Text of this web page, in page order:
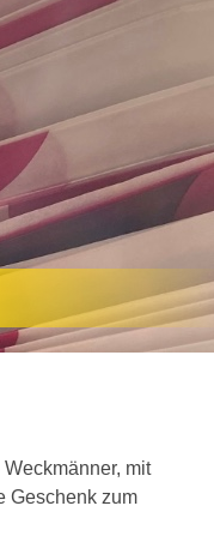
mit
Geschenk zum